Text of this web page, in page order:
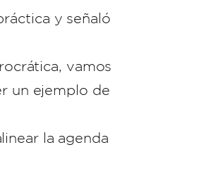
y señaló
vamos
un ejemplo de
la agenda